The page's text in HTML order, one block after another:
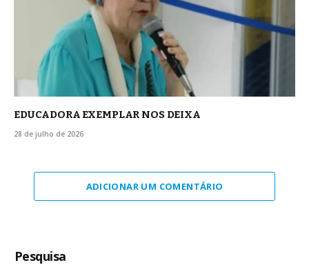
EDUCADORA EXEMPLAR NOS DEIXA
28 de julho de 2026
ADICIONAR UM COMENTÁRIO
Pesquisa